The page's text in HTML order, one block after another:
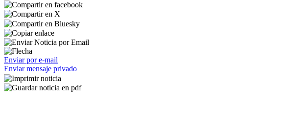
Enviar por e-mail
Enviar mensaje privado